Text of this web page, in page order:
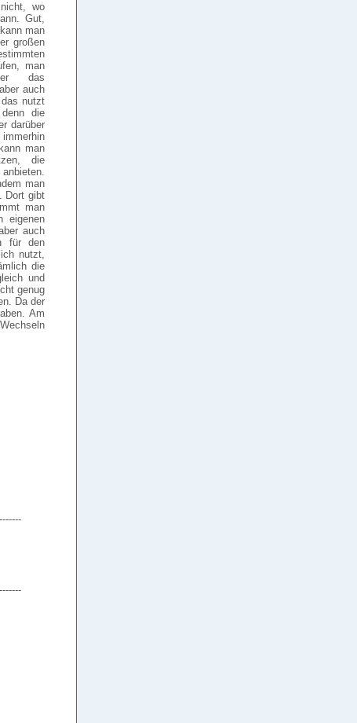
wo
Gut,
man
großen
man
das
auch
nutzt
die
darüber
man
die
man
Dort gibt
man
eigenen
auch
für den
nutzt,
die
und
genug
Da der
Am